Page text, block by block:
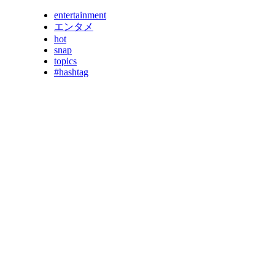
entertainment
エンタメ
hot
snap
topics
#hashtag